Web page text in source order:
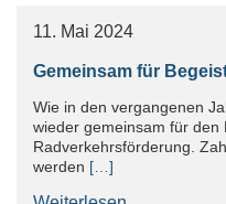
11. Mai 2024
Gemeinsam für
Wie in den vergangenen
wieder gemeinsam für den
Radverkehrsförderung.
werden […]